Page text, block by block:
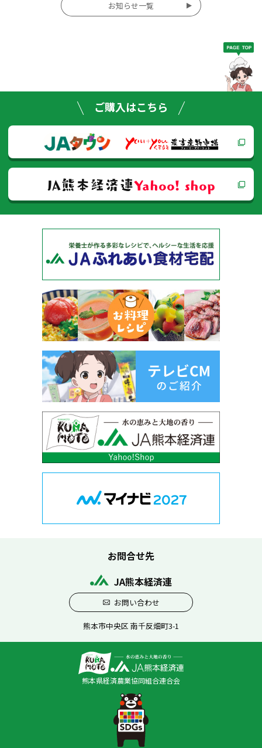
稿
ゲー
ショ
ン
お知らせ一覧
ご購入はこちら
JA熊本経済連Yahoo! shop
お問合せ先
JA熊本経済連
お問い合わせ
熊本市中央区 南千反畑町3-1
熊本県経済農業協同組合連合会